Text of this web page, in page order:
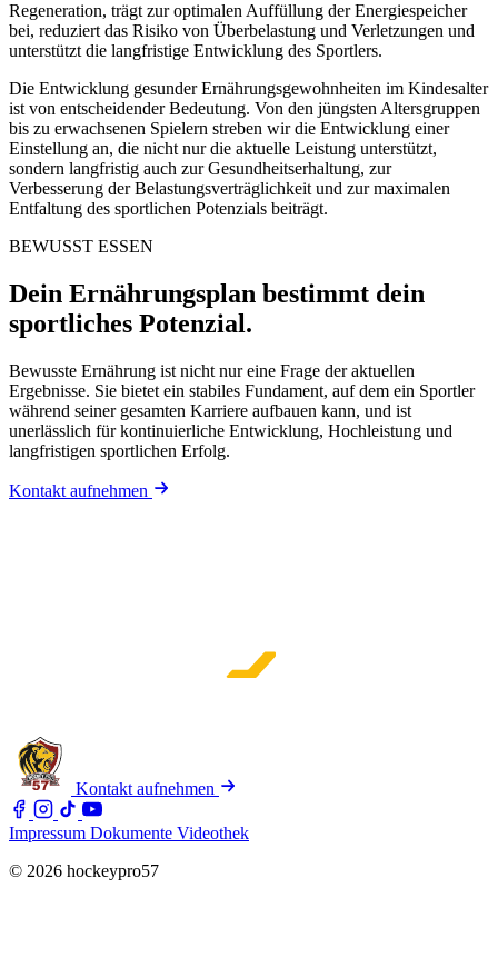
Regeneration, trägt zur optimalen Auffüllung der Energiespeicher
bei, reduziert das Risiko von Überbelastung und Verletzungen und
unterstützt die langfristige Entwicklung des Sportlers.
Die Entwicklung gesunder Ernährungsgewohnheiten im Kindesalter
ist von entscheidender Bedeutung. Von den jüngsten Altersgruppen
bis zu erwachsenen Spielern streben wir die Entwicklung einer
Einstellung an, die nicht nur die aktuelle Leistung unterstützt,
sondern langfristig auch zur Gesundheitserhaltung, zur
Verbesserung der Belastungsverträglichkeit und zur maximalen
Entfaltung des sportlichen Potenzials beiträgt.
BEWUSST ESSEN
Dein Ernährungsplan bestimmt dein
sportliches Potenzial.
Bewusste Ernährung ist nicht nur eine Frage der aktuellen
Ergebnisse. Sie bietet ein stabiles Fundament, auf dem ein Sportler
während seiner gesamten Karriere aufbauen kann, und ist
unerlässlich für kontinuierliche Entwicklung, Hochleistung und
langfristigen sportlichen Erfolg.
Kontakt aufnehmen
Kontakt aufnehmen
Impressum Dokumente Videothek
© 2026 hockeypro57